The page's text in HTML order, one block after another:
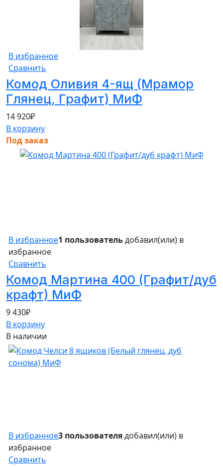
В избранное
Сравнить
Комод Оливия 4-ящ (Мрамор
Глянец, Графит) МиФ
14 920₽
В корзину
Под заказ
В избранное1 пользовательдобавил(или) в
избранное
Сравнить
Комод Мартина 400 (Графит/дуб
крафт) МиФ
9 430₽
В корзину
В наличии
В избранное3 пользователядобавил(или) в
избранное
Сравнить